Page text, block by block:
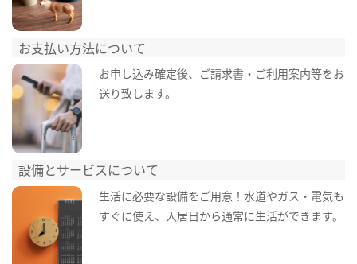
お支払い方法について
お申し込み確定後、ご請求書・ご利用案内等をお
送り致します。
設備とサービスについて
生活に必要な設備をご用意！水道やガス・電気も
すぐに使え、入居日から通常に生活ができます。